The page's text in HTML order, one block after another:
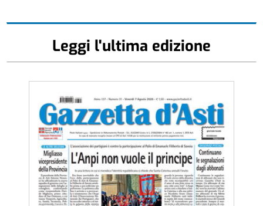
Leggi l'ultima edizione